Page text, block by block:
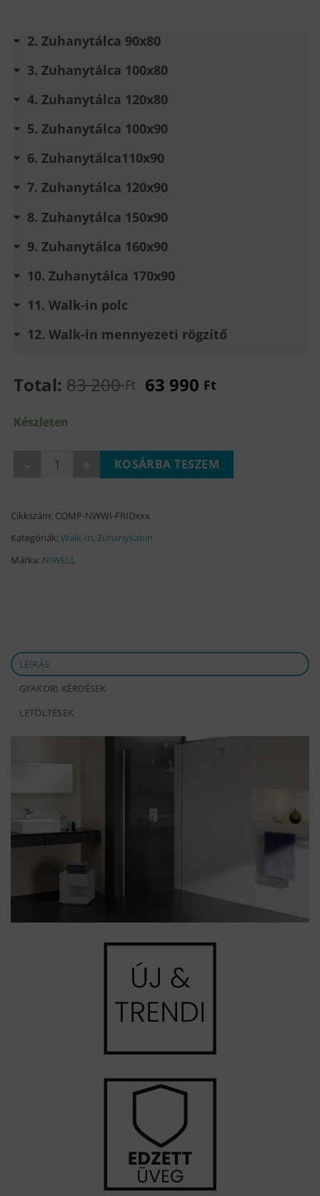
83
2 Zuhanytálca 90x80
3 Zuhanytálca 100x80
4 Zuhanytálca 120x80
5 Zuhanytálca 100x90
6 Zuhanytálca110x90
7 Zuhanytálca 120x90
8 Zuhanytálca 150x90
9 Zuhanytálca 160x90
10 Zuhanytálca 170x90
11 Walk-in polc
12 Walk-in mennyezeti rögzítő
Total: 83 200Ft 63 990 Ft
Készleten
FRIDA walk-in zuhanyfal mennyiség
KOSÁRBA TESZEM
Cikkszám: COMP-NWWI-FRIDxxx
Kategóriák: Walk-In, Zuhanykabin
Márka: NIWELL
LEÍRÁS
GYAKORI KÉRDÉSEK
LETÖLTÉSEK